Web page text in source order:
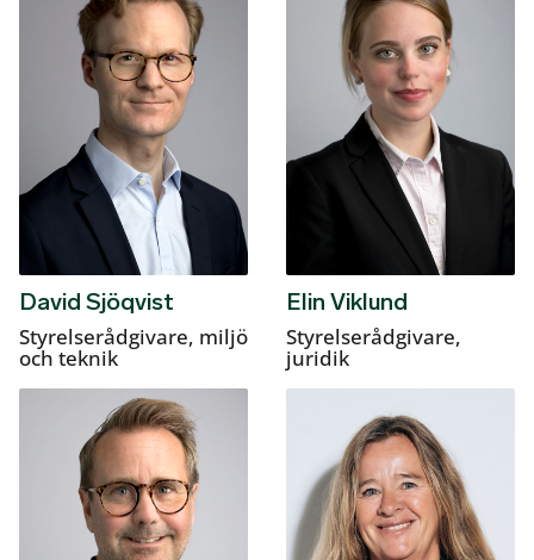
David Sjöqvist
Styrelserådgivare, miljö
och teknik
Elin Viklund
Styrelserådgivare,
juridik